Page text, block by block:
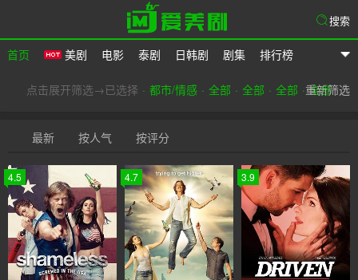
爱美剧
首页 美剧 电影 泰剧 日韩剧 剧集 排行榜
搜索
点击展开筛选→已选择 都市/情感 全部 全部 全部 全部
重新筛选
最新 按人气 按评分
4.5 4.7 3.9